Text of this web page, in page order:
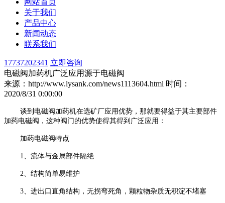
网站首页
关于我们
产品中心
新闻动态
联系我们
17737202341 立即咨询
电磁阀加药机广泛应用源于电磁阀
来源：http://www.lysank.com/news1113604.html 时间：
2020/8/31 0:00:00
谈到电磁阀加药机在选矿厂应用优势，那就要得益于其主要部件
加药电磁阀，这种阀门的优势使得其得到广泛应用：
加药电磁阀特点
1、流体与金属部件隔绝
2、结构简单易维护
3、进出口直角结构，无拐弯死角，颗粒物杂质无积淀不堵塞